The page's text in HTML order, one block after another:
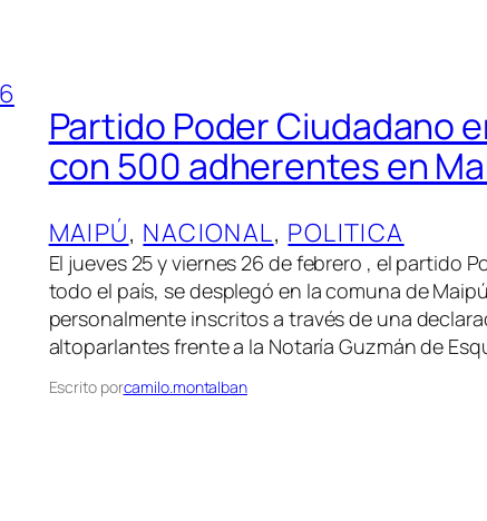
Partido Poder Ciudadano
con 500 adherentes en
MAIPÚ, NACIONAL, POLITICA
El jueves 25 y viernes 26 de febrero , el partido
todo el país, se desplegó en la comuna de
personalmente inscritos a través de una
altoparlantes frente a la Notaría Guzmán de
Escrito porcamilo.montalban